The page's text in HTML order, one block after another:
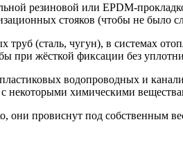
резиновой или EPDM-
стояков (чтобы не
труб (сталь, чугун), в системах
при жёсткой фиксации без
водопроводных и
с некоторыми химическими
они провиснут под собственным